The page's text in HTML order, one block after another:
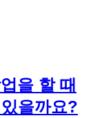
을 할 때
을까요?